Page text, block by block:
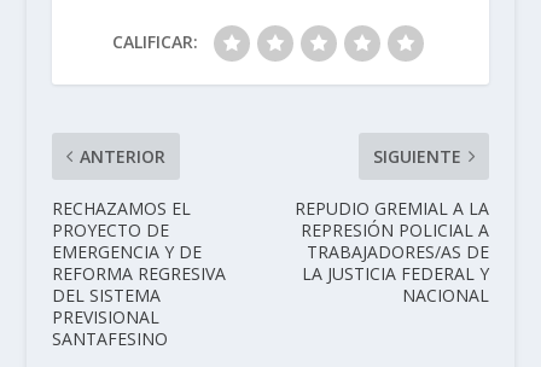
CALIFICAR:
ANTERIOR
RECHAZAMOS EL
PROYECTO DE
EMERGENCIA Y DE
REFORMA REGRESIVA
DEL SISTEMA
PREVISIONAL
SANTAFESINO
SIGUIENTE
REPUDIO GREMIAL A LA
REPRESIÓN POLICIAL A
TRABAJADORES/AS DE
LA JUSTICIA FEDERAL Y
NACIONAL